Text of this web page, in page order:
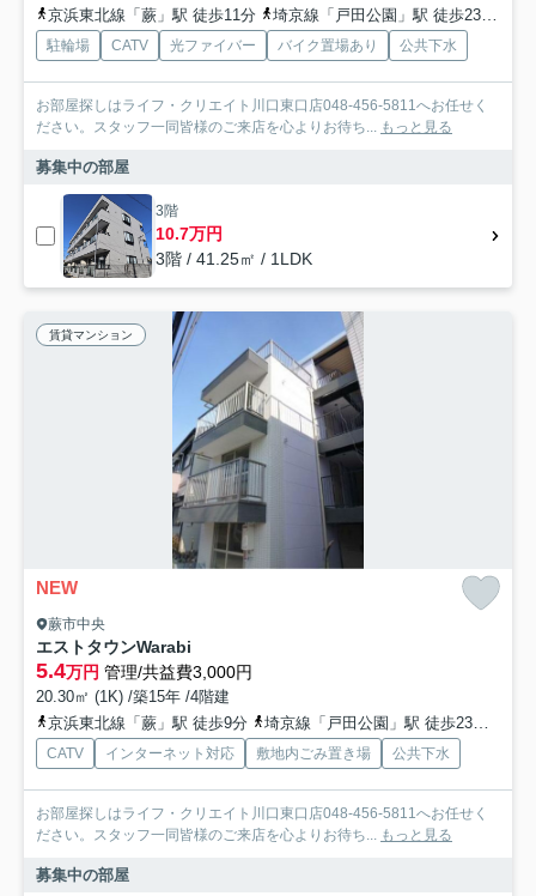
京浜東北線「蕨」駅 徒歩11分
埼京線「戸田公園」駅 徒歩23分
駐輪場 CATV 光ファイバー バイク置場あり 公共下水
お部屋探しはライフ・クリエイト川口東口店048-456-5811へお任せく
ださい。スタッフ一同皆様のご来店を心よりお待ち... もっと見る
募集中の部屋
3階
10.7万円
3階 / 41.25㎡ / 1LDK
賃貸マンション
NEW
蕨市中央
エストタウンWarabi
5.4万円 管理/共益費3,000円
20.30㎡ (1K) /築15年 /4階建
京浜東北線「蕨」駅 徒歩9分
埼京線「戸田公園」駅 徒歩23分
CATV インターネット対応 敷地内ごみ置き場 公共下水
お部屋探しはライフ・クリエイト川口東口店048-456-5811へお任せく
ださい。スタッフ一同皆様のご来店を心よりお待ち... もっと見る
募集中の部屋